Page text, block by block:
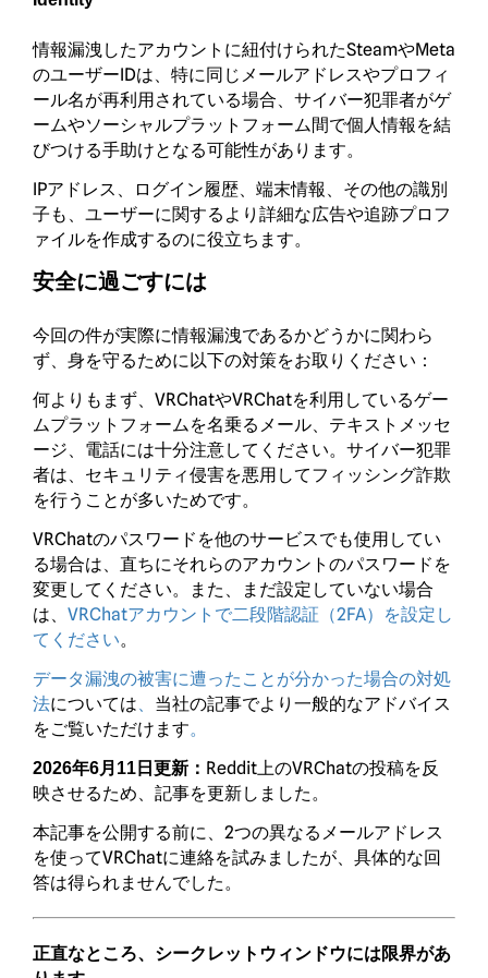
情報漏洩したアカウントに紐付けられたSteamやMeta
のユーザーIDは、特に同じメールアドレスやプロフィ
ール名が再利用されている場合、サイバー犯罪者がゲ
ームやソーシャルプラットフォーム間で個人情報を結
びつける手助けとなる可能性があります。
IPアドレス、ログイン履歴、端末情報、その他の識別
子も、ユーザーに関するより詳細な広告や追跡プロフ
ァイルを作成するのに役立ちます。
安全に過ごすには
今回の件が実際に情報漏洩であるかどうかに関わら
ず、身を守るために以下の対策をお取りください：
何よりもまず、VRChatやVRChatを利用しているゲー
ムプラットフォームを名乗るメール、テキストメッセ
ージ、電話には十分注意してください。サイバー犯罪
者は、セキュリティ侵害を悪用してフィッシング詐欺
を行うことが多いためです。
VRChatのパスワードを他のサービスでも使用してい
る場合は、直ちにそれらのアカウントのパスワードを
変更してください。また、まだ設定していない場合
は、 VRChatアカウントで二段階認証（2FA）を設定し
てください。
データ漏洩の被害に遭ったことが分かった場合の対処
法については、 当社の記事でより一般的なアドバイス
をご覧いただけます。
2026年6月11日更新： Reddit上のVRChatの投稿を反
映させるため、記事を更新しました。
本記事を公開する前に、2つの異なるメールアドレス
を使ってVRChatに連絡を試みましたが、具体的な回
答は得られませんでした。
正直なところ、シークレットウィンドウには限界があ